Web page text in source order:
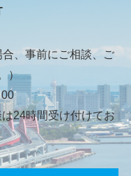
、事前にご相談、ご
）
24時間受け付けてお